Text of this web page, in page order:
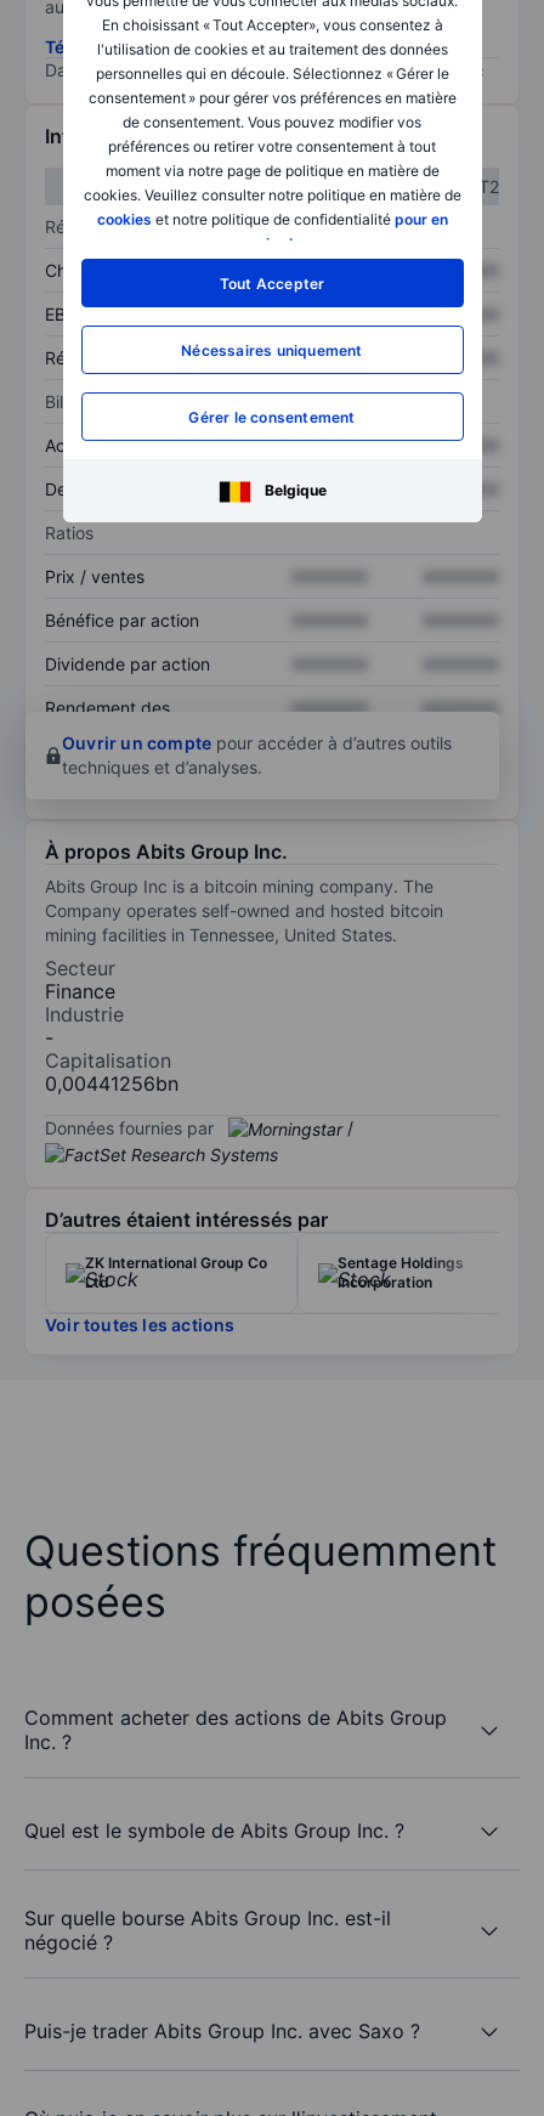
En choisissant « Tout Accepter», vous consentez à
l'utilisation de cookies et au traitement des données
personnelles qui en découle. Sélectionnez « Gérer le
consentement » pour gérer vos préférences en matière
de consentement. Vous pouvez modifier vos
préférences ou retirer votre consentement à tout
moment via notre page de politique en matière de
cookies. Veuillez consulter notre politique en matière de
cookies et notre politique de confidentialité pour en
savoir plus
Tout Accepter
Nécessaires uniquement
Gérer le consentement
Belgique
au risque le plus élevé).
Télécharger la méthodologie ESG (en anglais)
Data provided by
/
Informations financières
T2
Résultats
Chiffre d’affaires
EBITDA XXXXXXX XXXXXXX
Résultat net XXXXXXX
Bilan
Actif total XXXXXXX XXXXXXX
Dette totale XXXXXXX
Ratios
Prix / ventes
Bénéfice par action
Dividende par action
Rendement des
XXXXXXX
XXXXXXX
Ouvrir un compte pour accéder à d’autres outils
techniques et d’analyses.
À propos Abits Group Inc.
Abits Group Inc is a bitcoin mining company. The
Company operates self-owned and hosted bitcoin
mining facilities in Tennessee, United States.
Secteur
Finance
Industrie
-
Capitalisation
0,00441256bn
Données fournies par /
D’autres étaient intéressés par
ZK International Group Co
Ltd
Sentage Holdings
Incorporation
Voir toutes les actions
Questions fréquemment
posées
Comment acheter des actions de Abits Group
Inc. ?
Quel est le symbole de Abits Group Inc. ?
Sur quelle bourse Abits Group Inc. est-il
négocié ?
Puis-je trader Abits Group Inc. avec Saxo ?